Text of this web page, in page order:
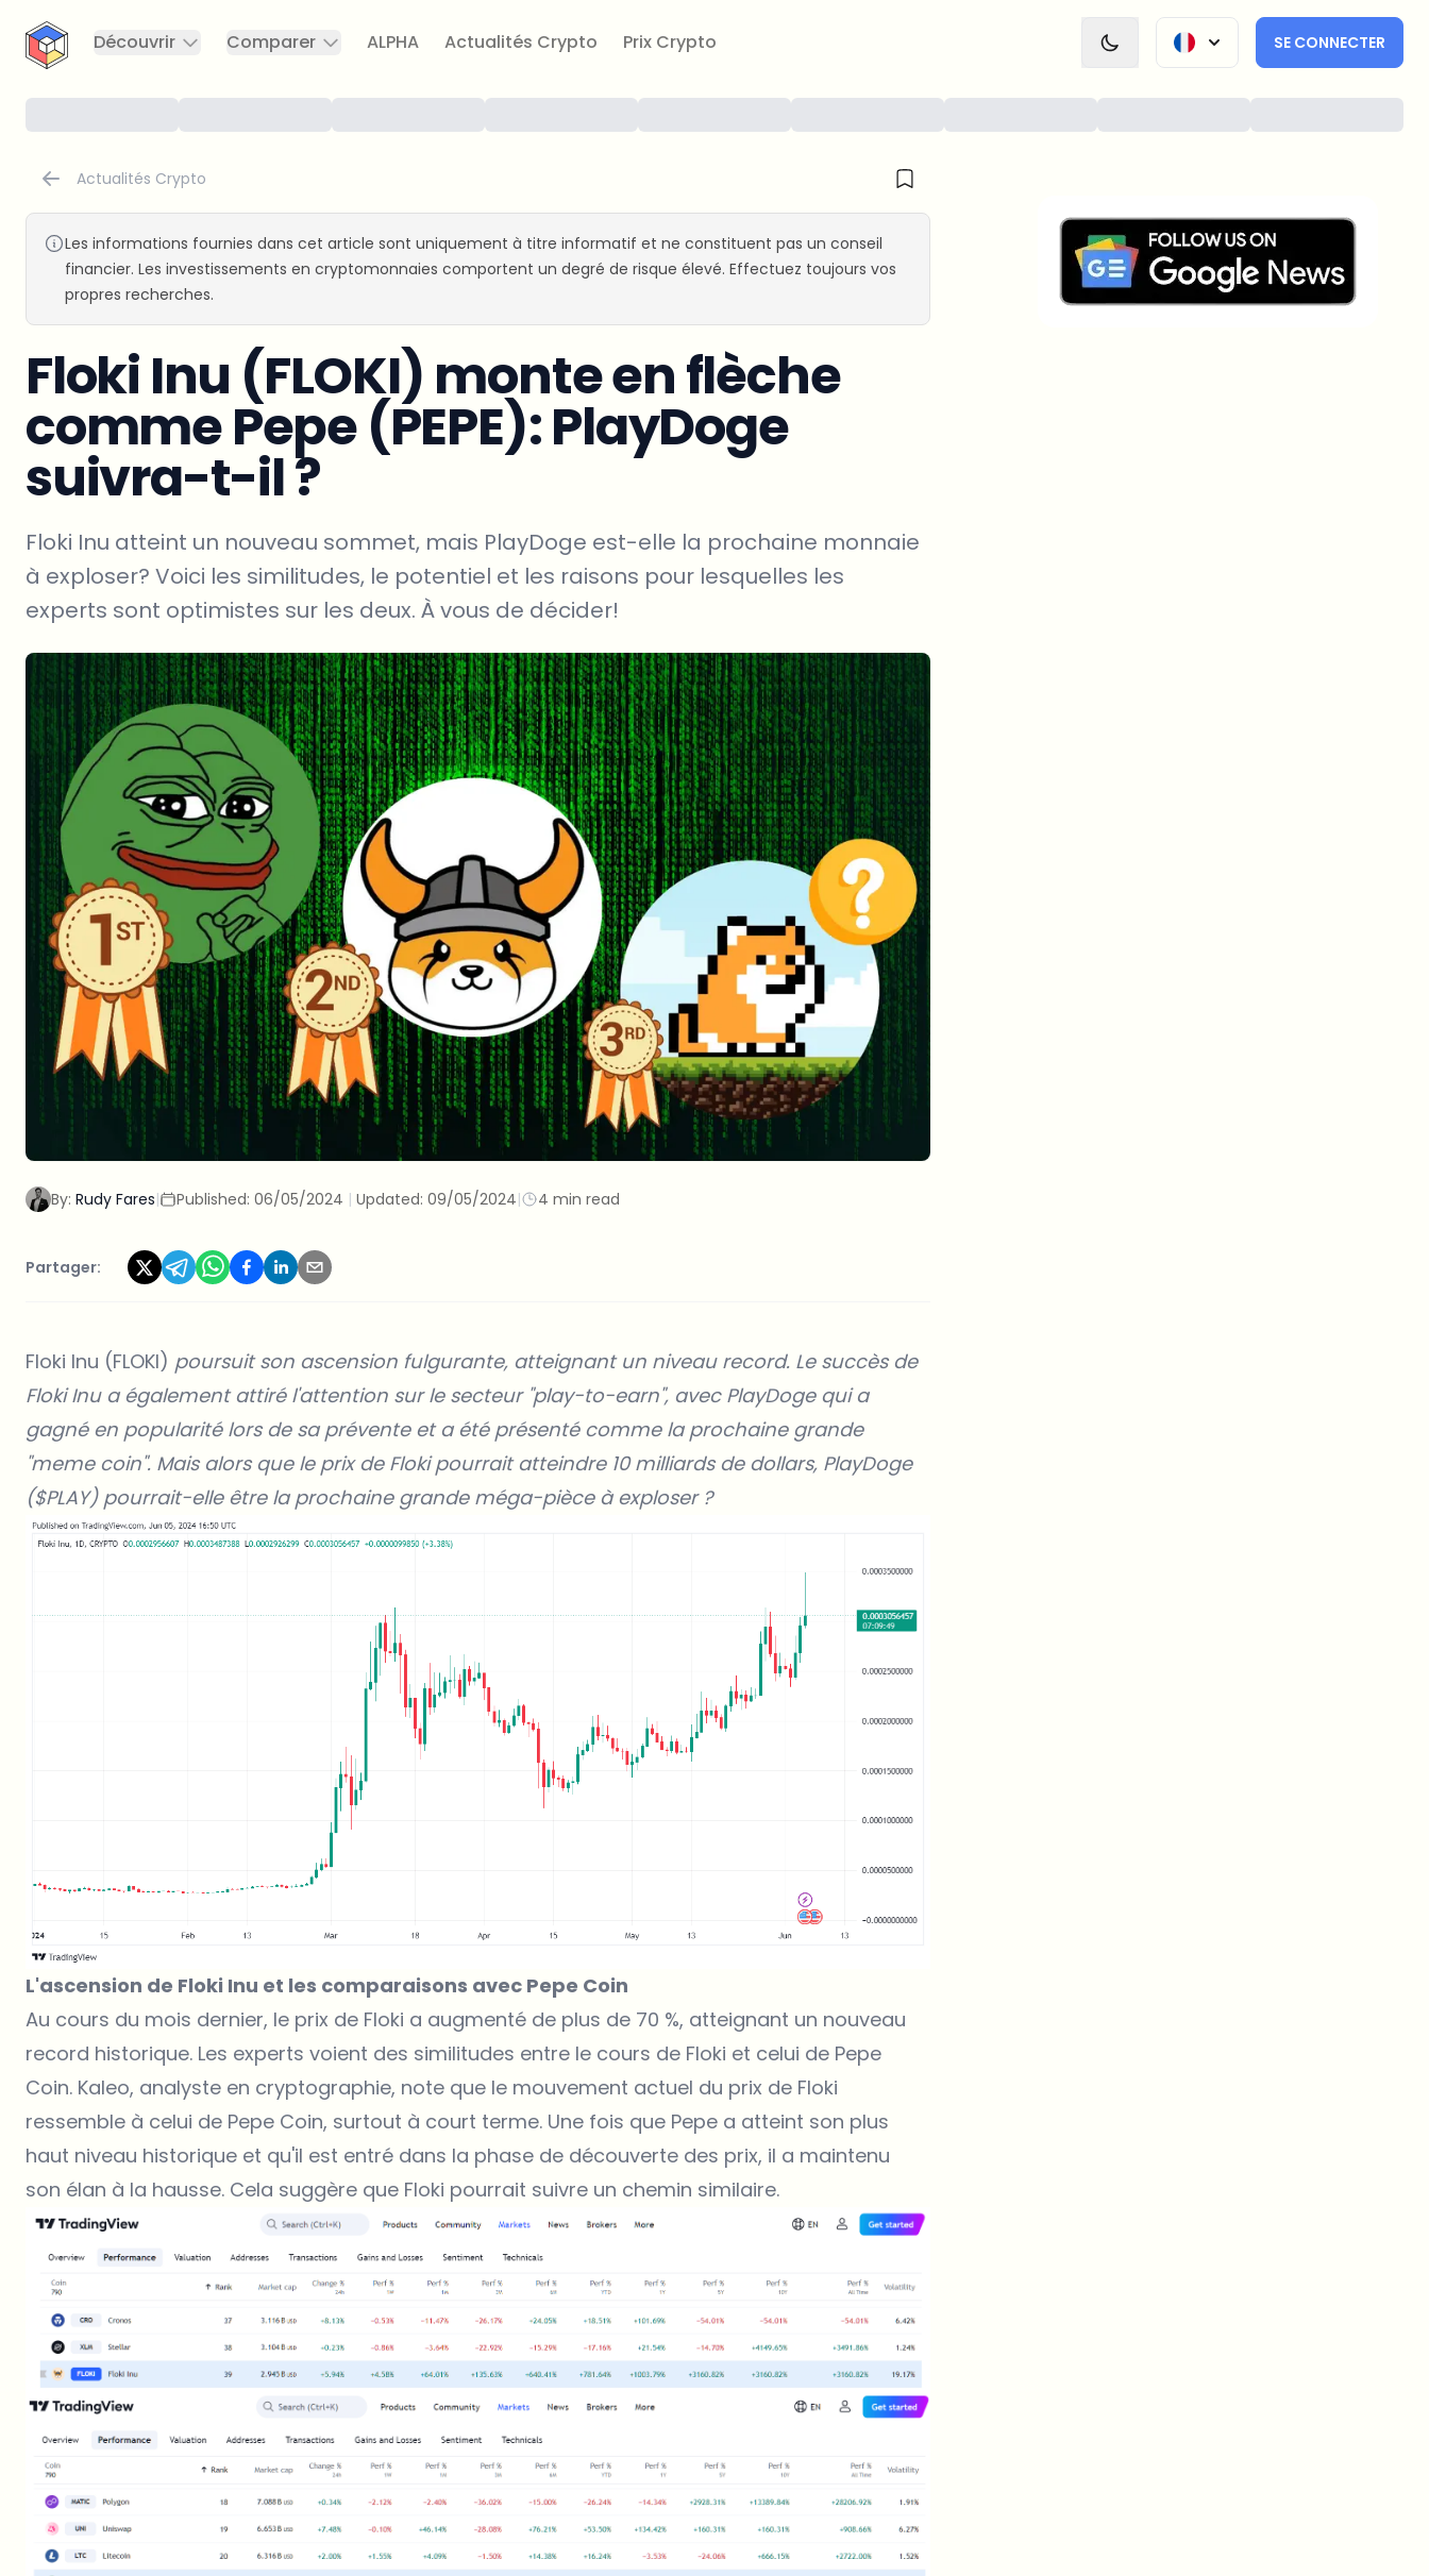
CryptoTicker
Découvrir
Comparer ALPHA Actualités Crypto Prix Crypto SE CONNECTER
Actualités Crypto
Les informations fournies dans cet article sont uniquement à titre informatif et ne constituent pas un conseil
financier. Les investissements en cryptomonnaies comportent un degré de risque élevé. Effectuez toujours vos
propres recherches.
Floki Inu (FLOKI) monte en flèche
comme Pepe (PEPE): PlayDoge
suivra-t-il ?
Floki Inu atteint un nouveau sommet, mais PlayDoge est-elle la prochaine monnaie
à exploser? Voici les similitudes, le potentiel et les raisons pour lesquelles les
experts sont optimistes sur les deux. À vous de décider!
By: Rudy Fares| Published: 06/05/2024 | Updated: 09/05/2024| 4 min read
Partager:
Floki Inu (FLOKI) poursuit son ascension fulgurante, atteignant un niveau record. Le succès de
Floki Inu a également attiré l'attention sur le secteur "play-to-earn", avec PlayDoge qui a
gagné en popularité lors de sa prévente et a été présenté comme la prochaine grande
"meme coin". Mais alors que le prix de Floki pourrait atteindre 10 milliards de dollars, PlayDoge
($PLAY) pourrait-elle être la prochaine grande méga-pièce à exploser ?
L'ascension de Floki Inu et les comparaisons avec Pepe Coin
Au cours du mois dernier, le prix de Floki a augmenté de plus de 70 %, atteignant un nouveau
record historique. Les experts voient des similitudes entre le cours de Floki et celui de Pepe
Coin. Kaleo, analyste en cryptographie, note que le mouvement actuel du prix de Floki
ressemble à celui de Pepe Coin, surtout à court terme. Une fois que Pepe a atteint son plus
haut niveau historique et qu'il est entré dans la phase de découverte des prix, il a maintenu
son élan à la hausse. Cela suggère que Floki pourrait suivre un chemin similaire.